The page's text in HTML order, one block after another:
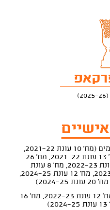
10 פעמים (מח' 10 עונת 2021-22,
מח' 11 עונת 2021-22, מח' 13 עונת 2021-22, מח' 26
עונת 2021-22, מח' 15 עונת 2022-23, מח' 8 עונת
2023-24, מח' 27 עונת 2023-24, מח' 12 עונת 2024-25,
3 פעמים (מח' 12 עונת 2022-23, מח' 16